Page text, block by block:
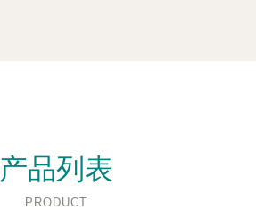
产品列表
PRODUCT